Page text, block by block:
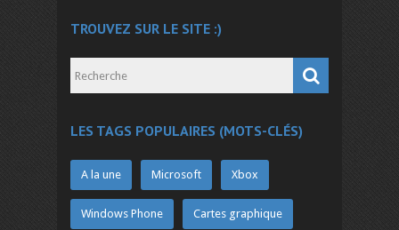
TROUVEZ SUR LE SITE :)
LES TAGS POPULAIRES (MOTS-CLÉS)
A la une Microsoft Xbox
Windows Phone Cartes graphique